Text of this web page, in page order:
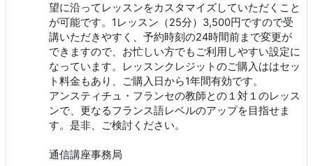
望に沿ってレッスンをカスタマイズしていただくこと
が可能です。1レッスン（25分）3,500円ですので受
講いただきやすく、予約時刻の24時間前まで変更が
できますので、お忙しい方でもご利用しやすい設定に
なっています。レッスンクレジットのご購入ははセッ
ト料金もあり、ご購入日から1年間有効です。
アンスティチュ・フランセの教師との１対１のレッス
ンで、更なるフランス語レベルのアップを目指せま
す。是非、ご検討ください。
通信講座事務局